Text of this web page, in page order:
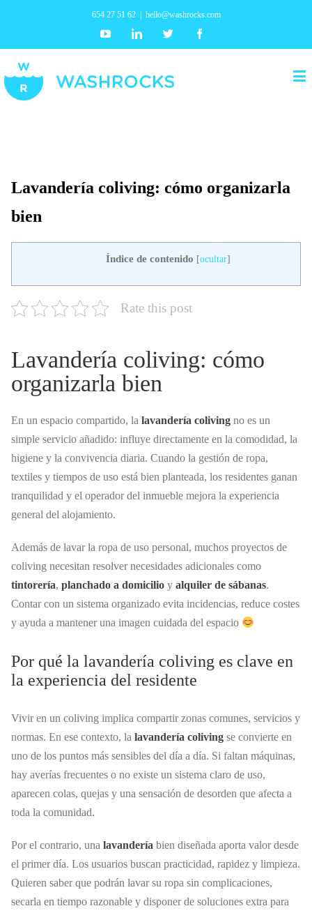
654 27 51 62 hello@washrocks.com
YoutubeLinkedin Twitter
Lavandería coliving: cómo organizarla
bien
Índice de contenido [ocultar]
Rate this post
Lavandería coliving: cómo
organizarla bien
En un espacio compartido, la lavandería coliving no es un
simple servicio añadido: influye directamente en la comodidad, la
higiene y la convivencia diaria. Cuando la gestión de ropa,
textiles y tiempos de uso está bien planteada, los residentes ganan
tranquilidad y el operador del inmueble mejora la experiencia
general del alojamiento.
Además de lavar la ropa de uso personal, muchos proyectos de
coliving necesitan resolver necesidades adicionales como
tintorería, planchado a domicilio y alquiler de sábanas.
Contar con un sistema organizado evita incidencias, reduce costes
y ayuda a mantener una imagen cuidada del espacio
Por qué la lavandería coliving es clave en
la experiencia del residente
Vivir en un coliving implica compartir zonas comunes, servicios y
normas. En ese contexto, la lavandería coliving se convierte en
uno de los puntos más sensibles del día a día. Si faltan máquinas,
hay averías frecuentes o no existe un sistema claro de uso,
aparecen colas, quejas y una sensación de desorden que afecta a
toda la comunidad.
Por el contrario, una lavandería bien diseñada aporta valor desde
el primer día. Los usuarios buscan practicidad, rapidez y limpieza.
Quieren saber que podrán lavar su ropa sin complicaciones,
secarla en tiempo razonable y disponer de soluciones extra para